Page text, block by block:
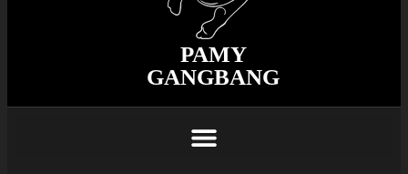
PAMY
GANGBANG